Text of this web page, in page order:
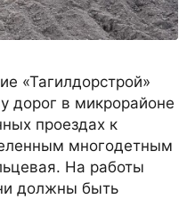
«Тагилдорстрой»
дорог в микрорайоне
проездах к
многодетным
На работы
должны быть